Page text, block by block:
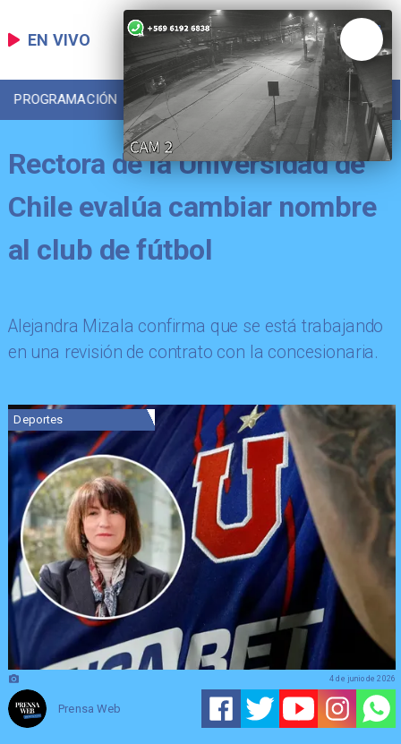
EN VIVO
PROGRAMACIÓN LOCAL DEPORTES
Rectora de la Universidad de
Chile evalúa cambiar nombre
al club de fútbol
Alejandra Mizala confirma que se está trabajando
en una revisión de contrato con la concesionaria.
Deportes
Prensa Web
4 de junio de 2026